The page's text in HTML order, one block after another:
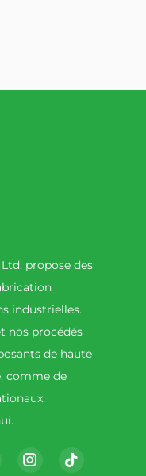
propose des
industrielles.
nos procédés
de haute
comme de